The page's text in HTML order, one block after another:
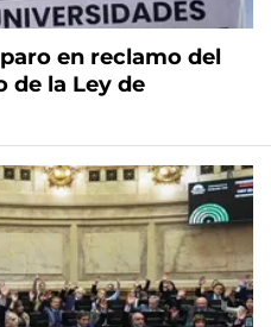
en reclamo del
la Ley de